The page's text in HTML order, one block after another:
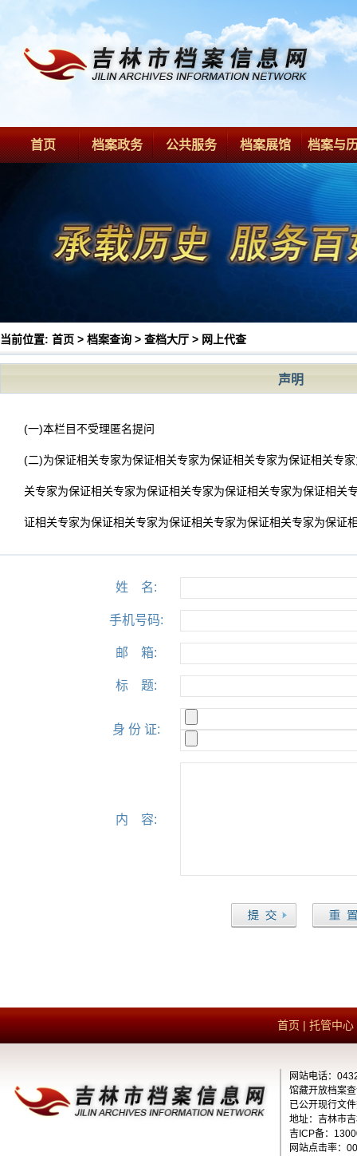
首页 档案政务 公共服务 档案展馆 档案与
当前位置: 首页 > 档案查询 > 查档大厅 > 网上代查
声明
(一)本栏目不受理匿名提问
(二)为保证相关专家为保证相关专家为保证相关专家为保证相关专
关专家为保证相关专家为保证相关专家为保证相关专家为保证相关
证相关专家为保证相关专家为保证相关专家为保证相关专家为保证
姓 名:
手机号码:
邮 箱:
标 题:
身 份 证:
内 容:
首页 | 托管中心
网站电话：
馆藏开放档案
已公开现行文
地址：吉林市
吉ICP备：
网站点击率：